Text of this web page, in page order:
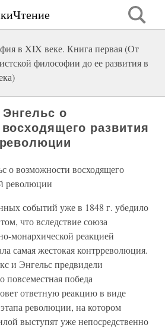
в XIX веке. Книга первая (От
философии до ее развития в
о
развития
о возможности восходящего
революции
событий уже в 1848 г. убедило
что вследствие союза
монархической реакцией
самая жестокая контрреволюция.
и Энгельс предвидели
повсеместная победа
ответную реакцию в виде
революции, на котором
выступят уже непосредственно